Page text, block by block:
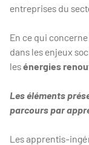
entreprises du
En ce qui
dans les enjeux
lesénergies
Les éléments
parcours par
Les apprentis-